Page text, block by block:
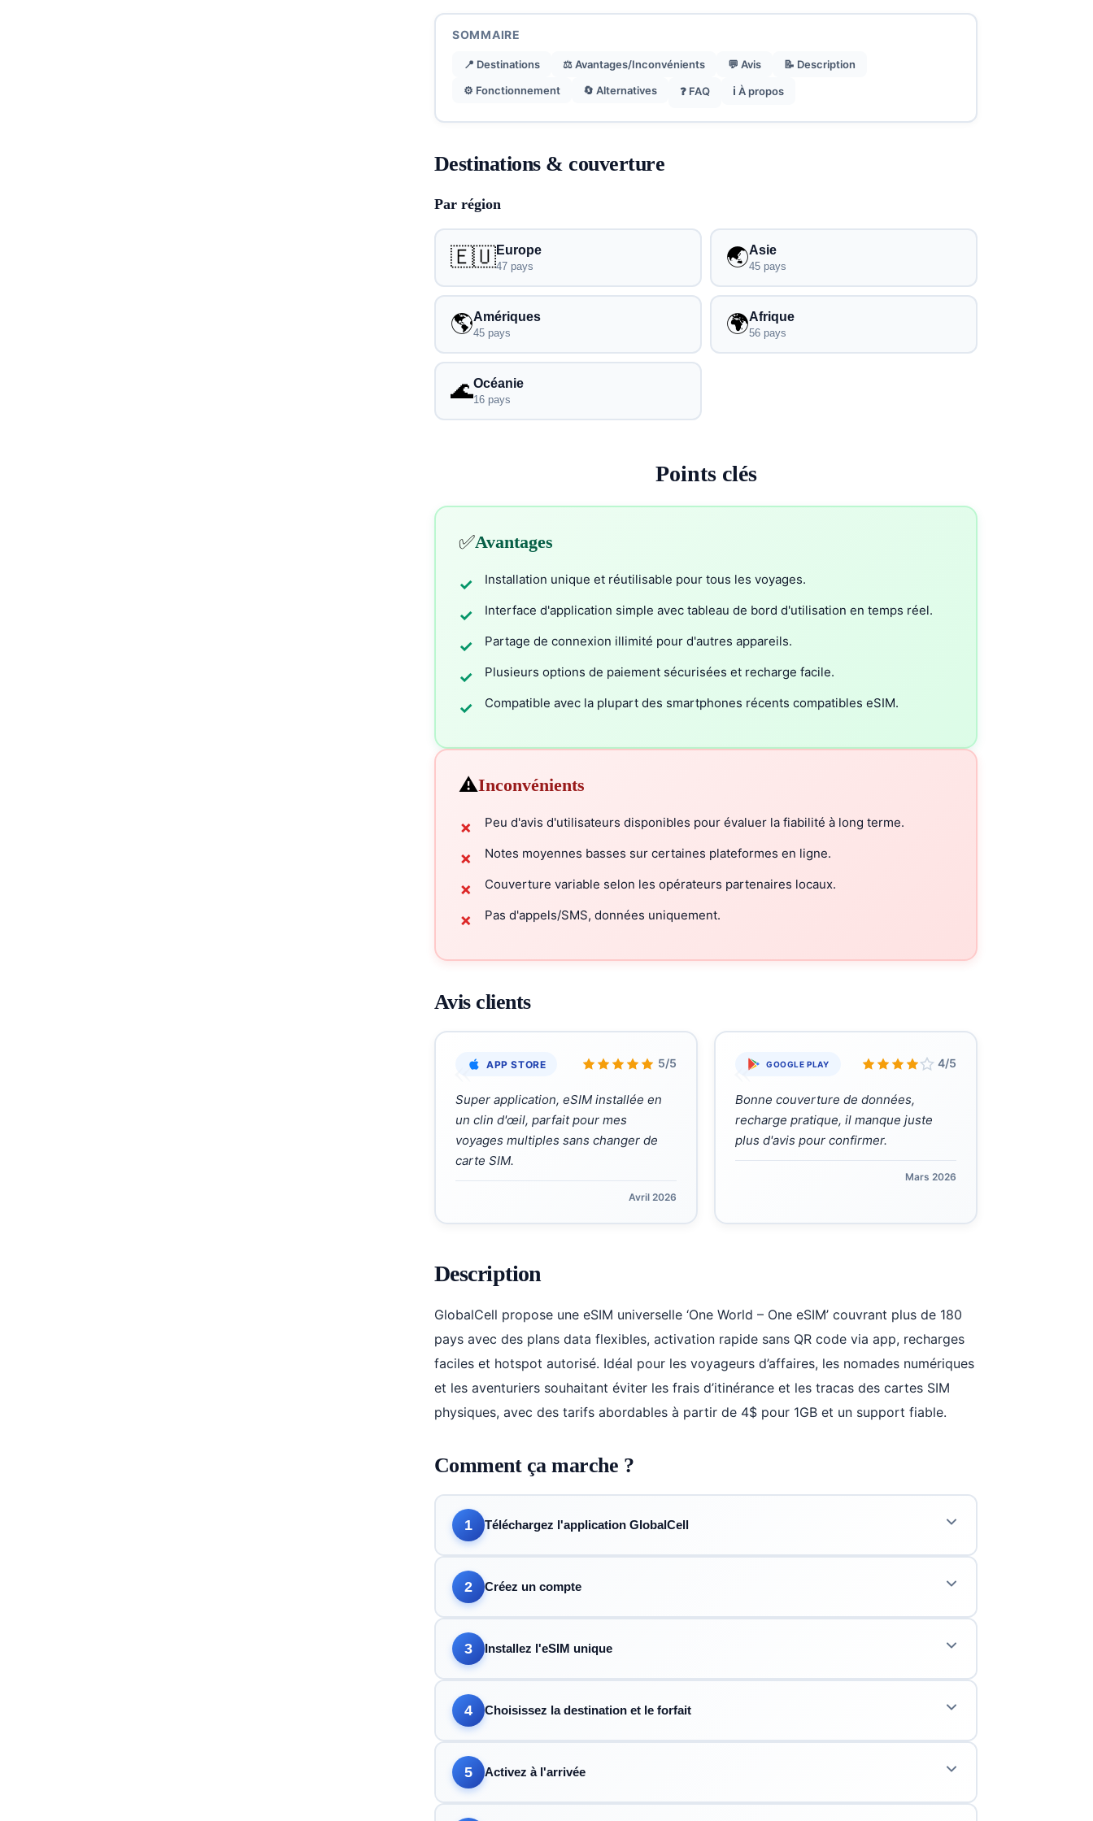
SOMMAIRE
📍 Destinations ⚖️ Avantages/Inconvénients 💬 Avis
📝 Description
⚙️ Fonctionnement
🔄 Alternatives ❓ FAQ ℹ️ À propos
Destinations & couverture
Par région
🇪🇺Europe
47 pays 🌏Asie
45 pays
🌎Amériques
45 pays 🌍Afrique
56 pays
🌊Océanie
16 pays
Points clés
✅Avantages
✓ Installation unique et réutilisable pour tous les voyages.
✓ Interface d'application simple avec tableau de bord d'utilisation en temps réel.
✓ Partage de connexion illimité pour d'autres appareils.
✓ Plusieurs options de paiement sécurisées et recharge facile.
✓ Compatible avec la plupart des smartphones récents compatibles eSIM.
⚠️Inconvénients
✗ Peu d'avis d'utilisateurs disponibles pour évaluer la fiabilité à long terme.
✗ Notes moyennes basses sur certaines plateformes en ligne.
✗ Couverture variable selon les opérateurs partenaires locaux.
✗ Pas d'appels/SMS, données uniquement.
Avis clients
APP STORE 5/5
«
Super application, eSIM installée en
un clin d'œil, parfait pour mes
voyages multiples sans changer de
carte SIM.
Avril 2026
GOOGLE PLAY 4/5
«
Bonne couverture de données,
recharge pratique, il manque juste
plus d'avis pour confirmer.
Mars 2026
Description
GlobalCell propose une eSIM universelle ‘One World – One eSIM’ couvrant plus de 180
pays avec des plans data flexibles, activation rapide sans QR code via app, recharges
faciles et hotspot autorisé. Idéal pour les voyageurs d’affaires, les nomades numériques
et les aventuriers souhaitant éviter les frais d’itinérance et les tracas des cartes SIM
physiques, avec des tarifs abordables à partir de 4$ pour 1GB et un support fiable.
Comment ça marche ?
1 Téléchargez l'application GlobalCell
2 Créez un compte
3 Installez l'eSIM unique
4 Choisissez la destination et le forfait
5 Activez à l'arrivée